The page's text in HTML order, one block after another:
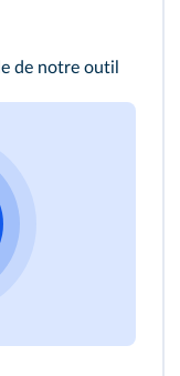
de notre outil